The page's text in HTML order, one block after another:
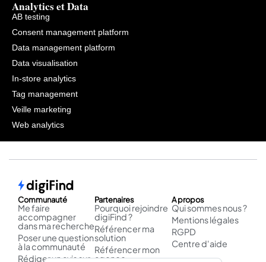
Analytics et Data
AB testing
Consent management platform
Data management platform
Data visualisation
In-store analytics
Tag management
Veille marketing
Web analytics
Communauté
Me faire
accompagner
dans ma recherche
Poser une question
à la communauté
Rédiger un avis sur
Partenaires
Pourquoi rejoindre
digiFind ?
Référencer ma
solution
Référencer mon
agence
A propos
Qui sommes nous ?
Mentions légales
RGPD
Centre d'aide